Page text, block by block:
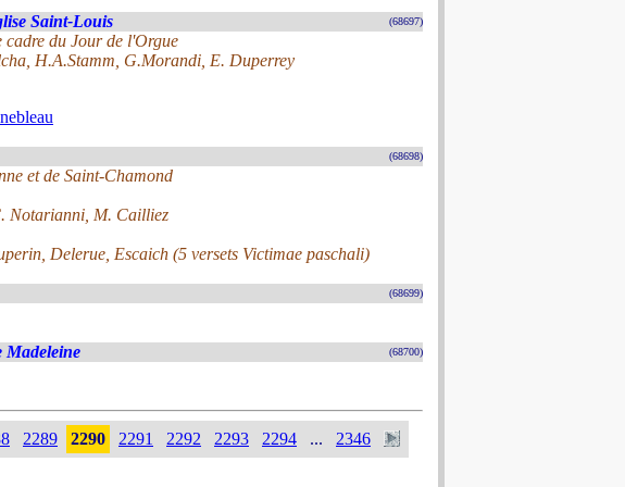
Saint-Louis (68697)
du Jour de l'Orgue
H.A.Stamm, G.Morandi, E. Duperrey
(68698)
et de Saint-Chamond
Notarianni, M. Cailliez
Delerue, Escaich (5 versets Victimae paschali)
(68699)
Madeleine (68700)
2289 2290 2291 2292 2293 2294 ... 2346